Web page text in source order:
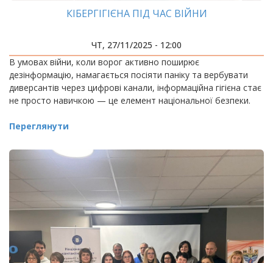
КІБЕРГІГІЄНА ПІД ЧАС ВІЙНИ
ЧТ, 27/11/2025 - 12:00
В умовах війни, коли ворог активно поширює
дезінформацію, намагається посіяти паніку та вербувати
диверсантів через цифрові канали, інформаційна гігієна стає
не просто навичкою — це елемент національної безпеки.
Переглянути